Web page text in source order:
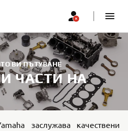
ВИ ПЪТУВАНЕ
ЧАСТИ НА
заслужава качествени